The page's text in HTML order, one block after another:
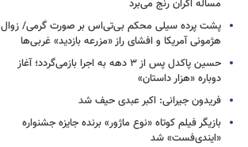
مساله اکران رنج می‌برد
پشت پرده سیلی محکم بی‌تی‌اس بر صورت گرمی/ زوال
هژمونی آمریکا و افشای راز «مزرعه بازدید» غربی‌ها
حسین پاکدل پس از ۳ دهه به اجرا بازمی‌گردد؛ آغاز
دوباره «هزار داستان»
فریدون جیرانی: اکبر عبدی حیف شد
بازیگر فیلم کوتاه «نوع ماژور» برنده جایزه جشنواره
«ایندی‌فست» شد